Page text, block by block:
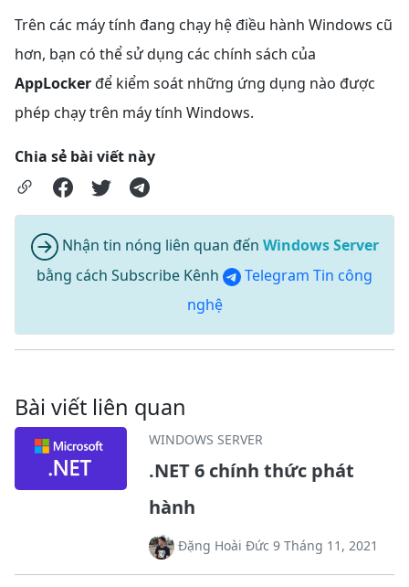
Trên các máy tính đang chạy hệ điều hành Windows cũ
hơn, bạn có thể sử dụng các chính sách của
AppLockerđể kiểm soát những ứng dụng nào được
phép chạy trên máy tính Windows.
Chia sẻ bài viết này
Nhận tin nóng liên quan đến Windows Server
bằng cách Subscribe Kênh
Telegram Tin công
nghệ
Bài viết liên quan
WINDOWS SERVER
.NET 6 chính thức phát
hành
Đặng Hoài Đức 9 Tháng 11, 2021